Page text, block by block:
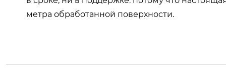
метра обработанной поверхности.